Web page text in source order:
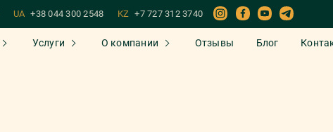
UA +38 044 300 2548 KZ +7 727 312 3740
Услуги О компании Отзывы Блог